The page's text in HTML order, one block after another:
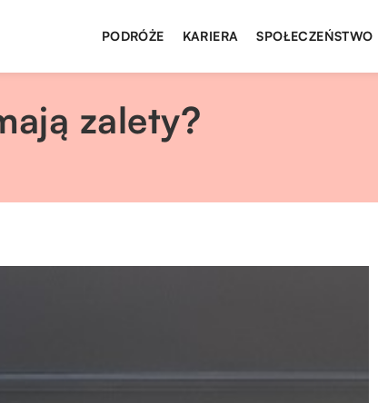
PODRÓŻE KARIERA SPOŁECZEŃSTWO
zalety?